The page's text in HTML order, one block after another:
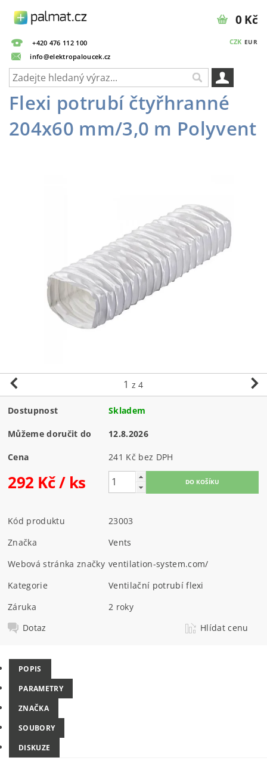
+420 476 112 100
info@elektropaloucek.cz
CZK EUR
0 Kč
Flexi potrubí čtyřhranné
204x60 mm/3,0 m Polyvent
1 z 4
Dostupnost Skladem
Můžeme doručit do 12.8.2026
Cena 241 Kč bez DPH
292 Kč/ ks
Kód produktu
23003
Značka
Vents
Webová stránka značky ventilation-system.com/
Kategorie
Ventilační potrubí flexi
Záruka
2 roky
Dotaz
Hlídat cenu
POPIS
PARAMETRY
ZNAČKA
SOUBORY
DISKUZE